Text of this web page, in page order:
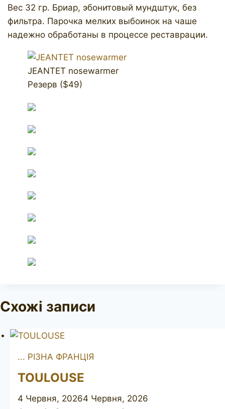
Вес 32 гр. Бриар, эбонитовый мундштук, без
фильтра. Парочка мелких выбоинок на чаше
надежно обработаны в процессе реставрации.
JEANTET nosewarmer
Резерв ($49)
Схожі записи
... РІЗНА ФРАНЦІЯ
TOULOUSE
4 Червня, 20264 Червня, 2026